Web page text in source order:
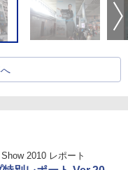
2010 レポート